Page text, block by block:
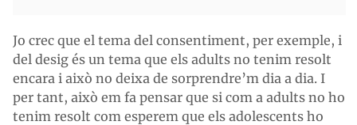
Jo crec que el tema del consentiment, per exemple, i
del desig és un tema que els adults no tenim resolt
encara i això no deixa de sorprendre’m dia a dia. I
per tant, això em fa pensar que si com a adults no ho
tenim resolt com esperem que els adolescents ho